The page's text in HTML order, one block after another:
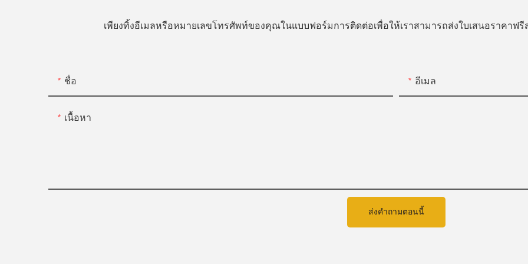
เพียงทิ้งอีเมลหรือหมายเลขโทรศัพท์ของคุณในแบบฟอร์มการติดต่อเพื่อให้เราสามารถส่งใบเสนอราคาฟ
ชื่อ อีเมล
เนื้อหา
ส่งคำถามตอนนี้